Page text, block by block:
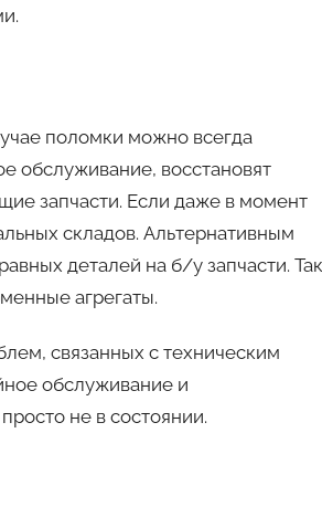
поломки можно всегда
обслуживание, восстановят
запчасти. Если даже в момент
складов. Альтернативным
деталей на б/у запчасти. Так
агрегаты.
связанных с техническим
обслуживание и
не в состоянии.